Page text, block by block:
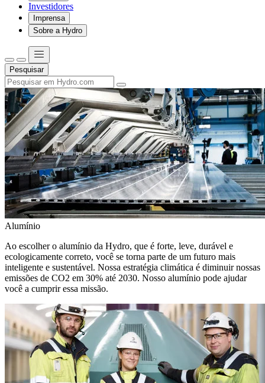
Investidores
Imprensa
Sobre a Hydro
Pesquisar
Alumínio
Ao escolher o alumínio da Hydro, que é forte, leve, durável e
ecologicamente correto, você se torna parte de um futuro mais
inteligente e sustentável. Nossa estratégia climática é diminuir nossas
emissões de CO2 em 30% até 2030. Nosso alumínio pode ajudar
você a cumprir essa missão.